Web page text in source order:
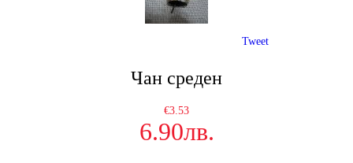
Чан среден
€3.53
6.90лв.
Tweet